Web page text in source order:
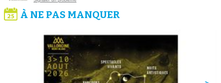
À NE PAS MANQUER